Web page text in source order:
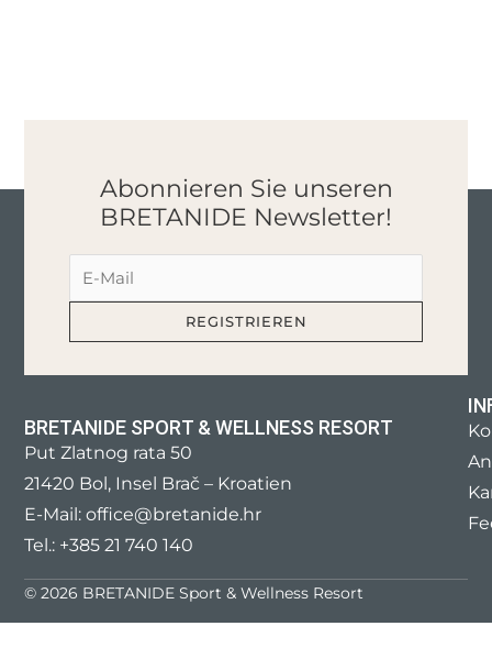
Abonnieren Sie unseren
BRETANIDE Newsletter!
BRETANIDE SPORT & WELLNESS RESORT
Put Zlatnog rata 50
21420 Bol, Insel Brač – Kroatien
E-Mail:office@bretanide.hr
Tel.: +385 21 740 140
© 2026 BRETANIDE Sport & Wellness Resort